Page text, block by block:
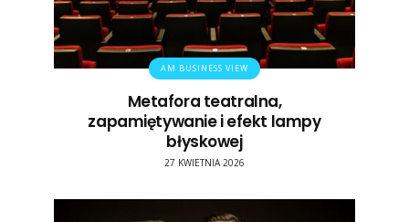
AM BUSINESS VIEW
Metafora teatralna,
zapamiętywanie i efekt lampy
błyskowej
27 KWIETNIA 2026